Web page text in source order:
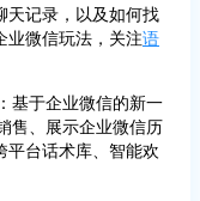
天记录，以及如何找
业微信玩法，关注语
基于企业微信的新一
售、展示企业微信历
平台话术库、智能欢